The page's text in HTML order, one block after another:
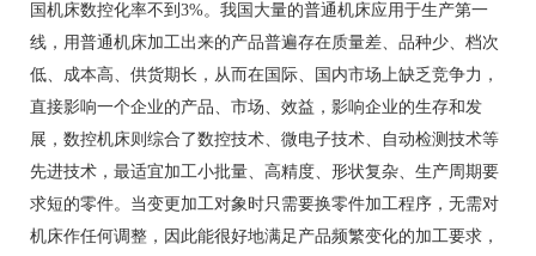
国机床数控化率不到3%。我国大量的普通机床应用于生产第一
线，用普通机床加工出来的产品普遍存在质量差、品种少、档次
低、成本高、供货期长，从而在国际、国内市场上缺乏竞争力，
直接影响一个企业的产品、市场、效益，影响企业的生存和发
展，数控机床则综合了数控技术、微电子技术、自动检测技术等
先进技术，最适宜加工小批量、高精度、形状复杂、生产周期要
求短的零件。当变更加工对象时只需要换零件加工程序，无需对
机床作任何调整，因此能很好地满足产品频繁变化的加工要求，